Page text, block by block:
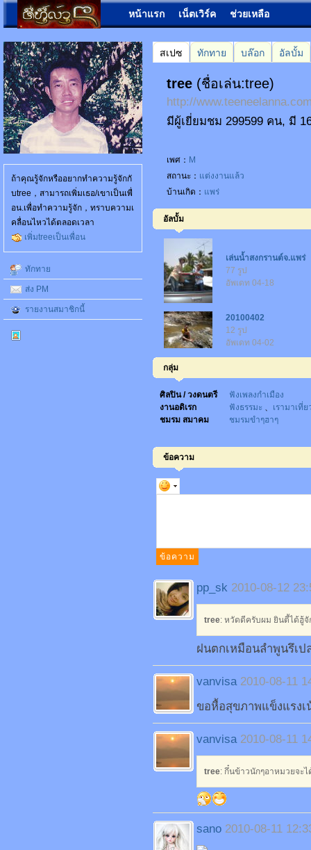
หน้าแรก เน็ตเวิร์ค ช่วยเหลือ
ถ้าคุณรู้จักหรืออยากทำความรู้จักกั
บtree，สามารถเพิ่มเธอ/เขาเป็นเพื่
อน.เพื่อทำความรู้จัก，ทราบความเ
คลื่อนไหวได้ตลอดเวลา
เพิ่มtreeเป็นเพื่อน
ทักทาย
ส่ง PM
รายงานสมาชิกนี้
สเปซ ทักทาย บล๊อก อัลบั้ม
tree (ชื่อเล่น:tree)
http://
มีผู้เยี่ยมชม 299599 คน, มี
เพศ： M
สถานะ： แต่งงานแล้ว
บ้านเกิด： แพร่
อัลบั้ม
เล่นน้ำสงกรานต์จ.แพร่
77 รูป
อัพเดท 04-18
20100402
12 รูป
อัพเดท 04-02
กลุ่ม
ศิลปิน / วงดนตรี
ฟังเพลงกำเมือง
งานอดิเรก
ฟังธรรมะ 、 เรามาเที่
ชมรม สมาคม
ชมรมขำๆฮาๆ
ข้อความ
pp_sk 2010-08-12
tree: หวัดดีครับผม ยินตี้ได้ฮู้จั
ฝนตกเหมือนลำพูนรึเ
vanvisa 2010-08-11
ขอหื้อสุขภาพแข็งแรงเ
vanvisa 2010-08-11
tree: กึ๋นข้าวนักๆอาหมวยจะ
sano 2010-08-11